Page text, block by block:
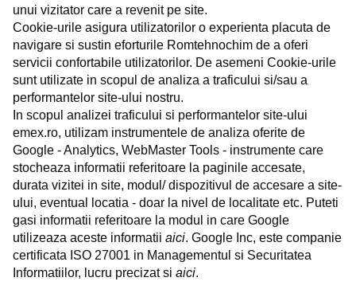
unui vizitator care a revenit pe site.
Cookie-urile asigura utilizatorilor o experienta placuta de
navigare si sustin eforturile Romtehnochim de a oferi
servicii confortabile utilizatorilor. De asemeni Cookie-urile
sunt utilizate in scopul de analiza a traficului si/sau a
performantelor site-ului nostru.
In scopul analizei traficului si performantelor site-ului
emex.ro, utilizam instrumentele de analiza oferite de
Google - Analytics, WebMaster Tools - instrumente care
stocheaza informatii referitoare la paginile accesate,
durata vizitei in site, modul/ dispozitivul de accesare a site-
ului, eventual locatia - doar la nivel de localitate etc. Puteti
gasi informatii referitoare la modul in care Google
utilizeaza aceste informatii aici. Google Inc, este companie
certificata ISO 27001 in Managementul si Securitatea
Informatiilor, lucru precizat si aici.